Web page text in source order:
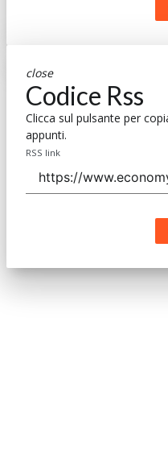
close
Codice Rss
Clicca sul pulsante per
appunti.
RSS link